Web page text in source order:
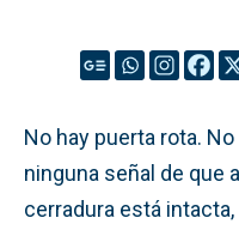
No hay puerta rota.
ninguna señal de que
cerradura está